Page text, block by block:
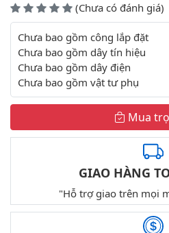
(Chưa có đánh giá)
Chưa bao gồm công lắp đặt
Chưa bao gồm dây tín hiệu
Chưa bao gồm dây điện
Chưa bao gồm vật tư phụ
Mua
GIAO HÀNG
"Hỗ trợ giao trên mọi